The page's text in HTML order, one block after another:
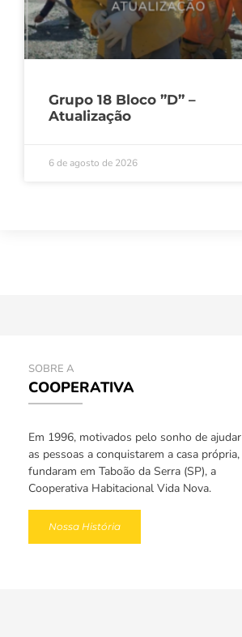
Grupo 18 Bloco ”D” –
Atualização
6 de agosto de 2026
SOBRE A
COOPERATIVA
Em 1996, motivados pelo sonho de ajudar
as pessoas a conquistarem a casa própria,
fundaram em Taboão da Serra (SP), a
Cooperativa Habitacional Vida Nova.
Nossa História